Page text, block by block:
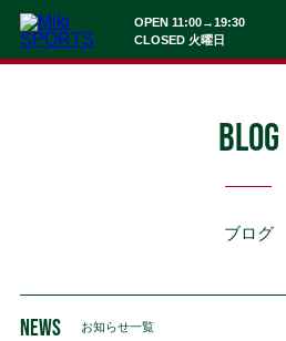
OPEN 11:00→19:30
CLOSED 火曜日
BLOG
ブログ
NEWS お知らせ一覧